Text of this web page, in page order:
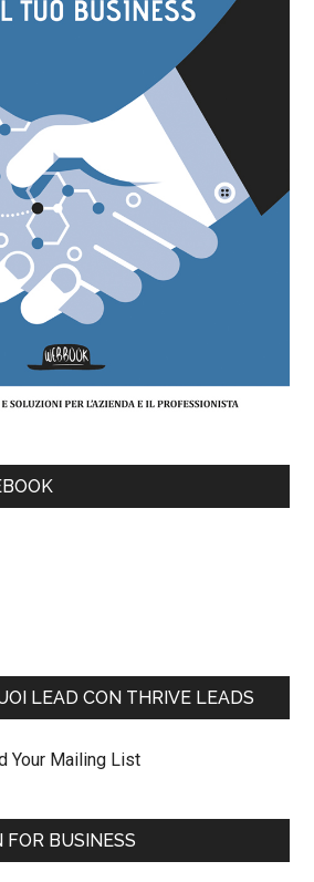
LEAD CON THRIVE LEADS
FOR BUSINESS